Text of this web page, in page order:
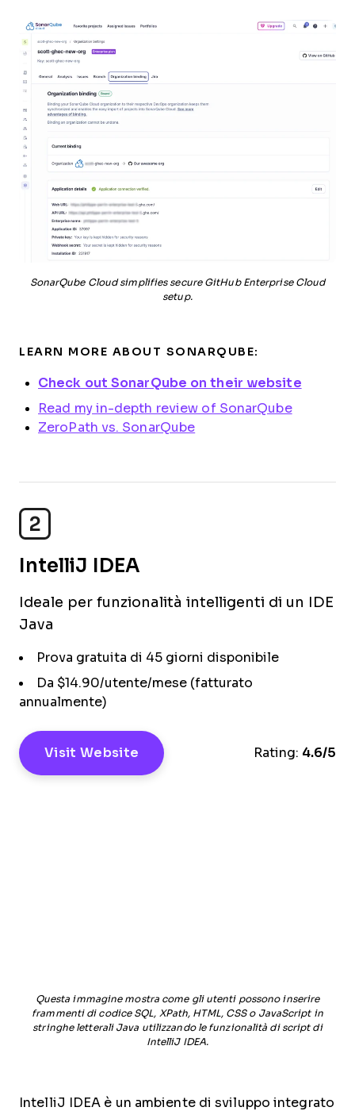
SonarQube Cloud simplifies secure GitHub Enterprise Cloud
setup.
LEARN MORE ABOUT SONARQUBE:
Check out SonarQube on their website
Read my in-depth review of SonarQube
ZeroPath vs. SonarQube
2
IntelliJ IDEA
Ideale per funzionalità intelligenti di un IDE
Java
Prova gratuita di 45 giorni disponibile
Da $14.90/utente/mese (fatturato
annualmente)
Visit Website Rating: 4.6/5
Questa immagine mostra come gli utenti possono inserire
frammenti di codice SQL, XPath, HTML, CSS o JavaScript in
stringhe letterali Java utilizzando le funzionalità di script di
IntelliJ IDEA.
IntelliJ IDEA è un ambiente di sviluppo integrato